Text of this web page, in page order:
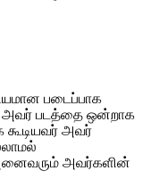
படைப்பாக
அவர் படத்தை ஒன்றாக
கூடியவர் அவர்
அனைவரும் அவர்களின்